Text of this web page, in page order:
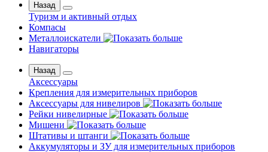
Назад
Туризм и активный отдых
Компасы
Металлоискатели
Навигаторы
Назад
Аксессуары
Крепления для измерительных приборов
Аксессуары для нивелиров
Рейки нивелирные
Мишени
Штативы и штанги
Аккумуляторы и ЗУ для измерительных приборов